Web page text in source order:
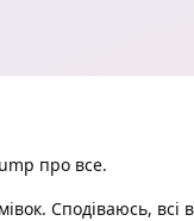
про все.
Сподіваюсь, всі в